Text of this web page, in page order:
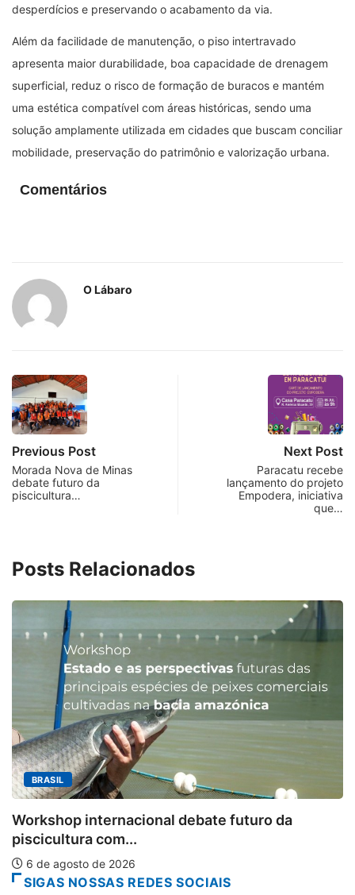
desperdícios e preservando o acabamento da via.
Além da facilidade de manutenção, o piso intertravado
apresenta maior durabilidade, boa capacidade de drenagem
superficial, reduz o risco de formação de buracos e mantém
uma estética compatível com áreas históricas, sendo uma
solução amplamente utilizada em cidades que buscam conciliar
mobilidade, preservação do patrimônio e valorização urbana.
Comentários
O Lábaro
Previous Post
Morada Nova de Minas
debate futuro da
piscicultura…
Next Post
Paracatu recebe
lançamento do projeto
Empodera, iniciativa
que…
Posts Relacionados
MINAS GERAIS
Aberto o credenciamento de imprensa
6 de agosto de 2026
SIGAS NOSSAS REDES SOCIAIS